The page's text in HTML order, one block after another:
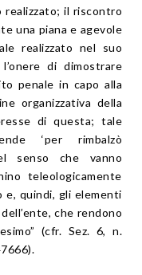
realizzato; il riscontro
una piana e agevole
realizzato nel suo
di dimostrare
penale in capo alla
organizzativa della
di questa; tale
‘per rimbalzò
senso che vanno
teleologicamente
e, quindi, gli elementi
che rendono
(cfr. Sez. 6, n.